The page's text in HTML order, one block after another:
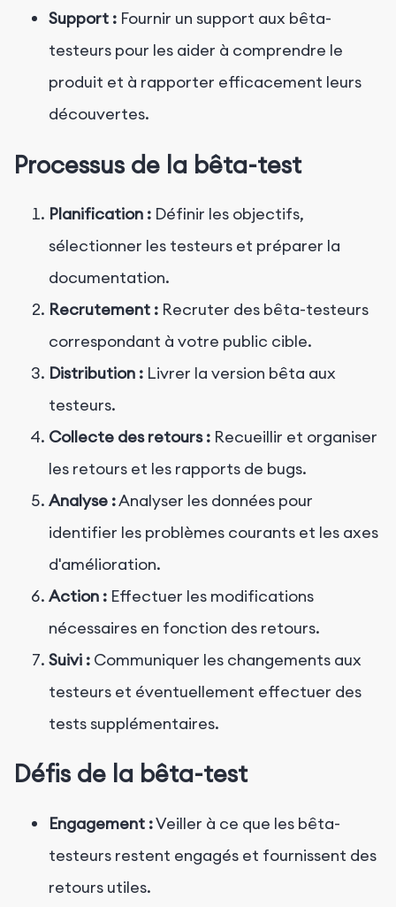
Support : Fournir un support aux bêta-
testeurs pour les aider à comprendre le
produit et à rapporter efficacement leurs
découvertes.
Processus de la bêta-test
Planification : Définir les objectifs,
sélectionner les testeurs et préparer la
documentation.
Recrutement : Recruter des bêta-testeurs
correspondant à votre public cible.
Distribution : Livrer la version bêta aux
testeurs.
Collecte des retours : Recueillir et organiser
les retours et les rapports de bugs.
Analyse :Analyser les données pour
identifier les problèmes courants et les axes
d'amélioration.
Action : Effectuer les modifications
nécessaires en fonction des retours.
Suivi : Communiquer les changements aux
testeurs et éventuellement effectuer des
tests supplémentaires.
Défis de la bêta-test
Engagement :Veiller à ce que les bêta-
testeurs restent engagés et fournissent des
retours utiles.